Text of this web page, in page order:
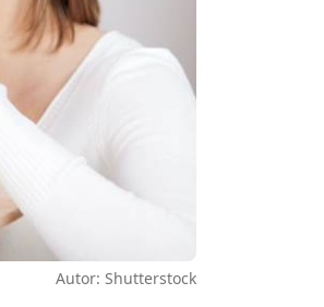
Autor: Shutterstock